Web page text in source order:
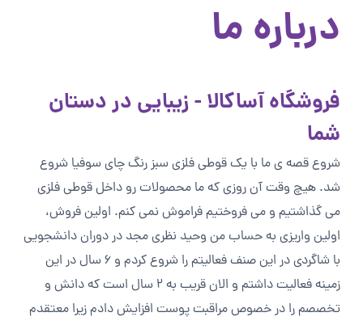
درباره ما
فروشگاه آساکالا - زیبایی در دستان
شما
شروع قصه ی ما با یک قوطی فلزی سبز رنگ چای سوفیا شروع
شد. هیچ وقت آن روزی که ما محصولات رو داخل قوطی فلزی
می گذاشتیم و می فروختیم فراموش نمی کنم. اولین فروش،
اولین واریزی به حساب من وحید نظری مجد در دوران دانشجویی
با شاگردی در این صنف فعالیتم را شروع کردم و 6 سال در این
زمینه فعالیت داشتم و الان قریب به 2 سال است که دانش و
تخصصم را در خصوص مراقبت پوست افزایش دادم زیرا معتقدم